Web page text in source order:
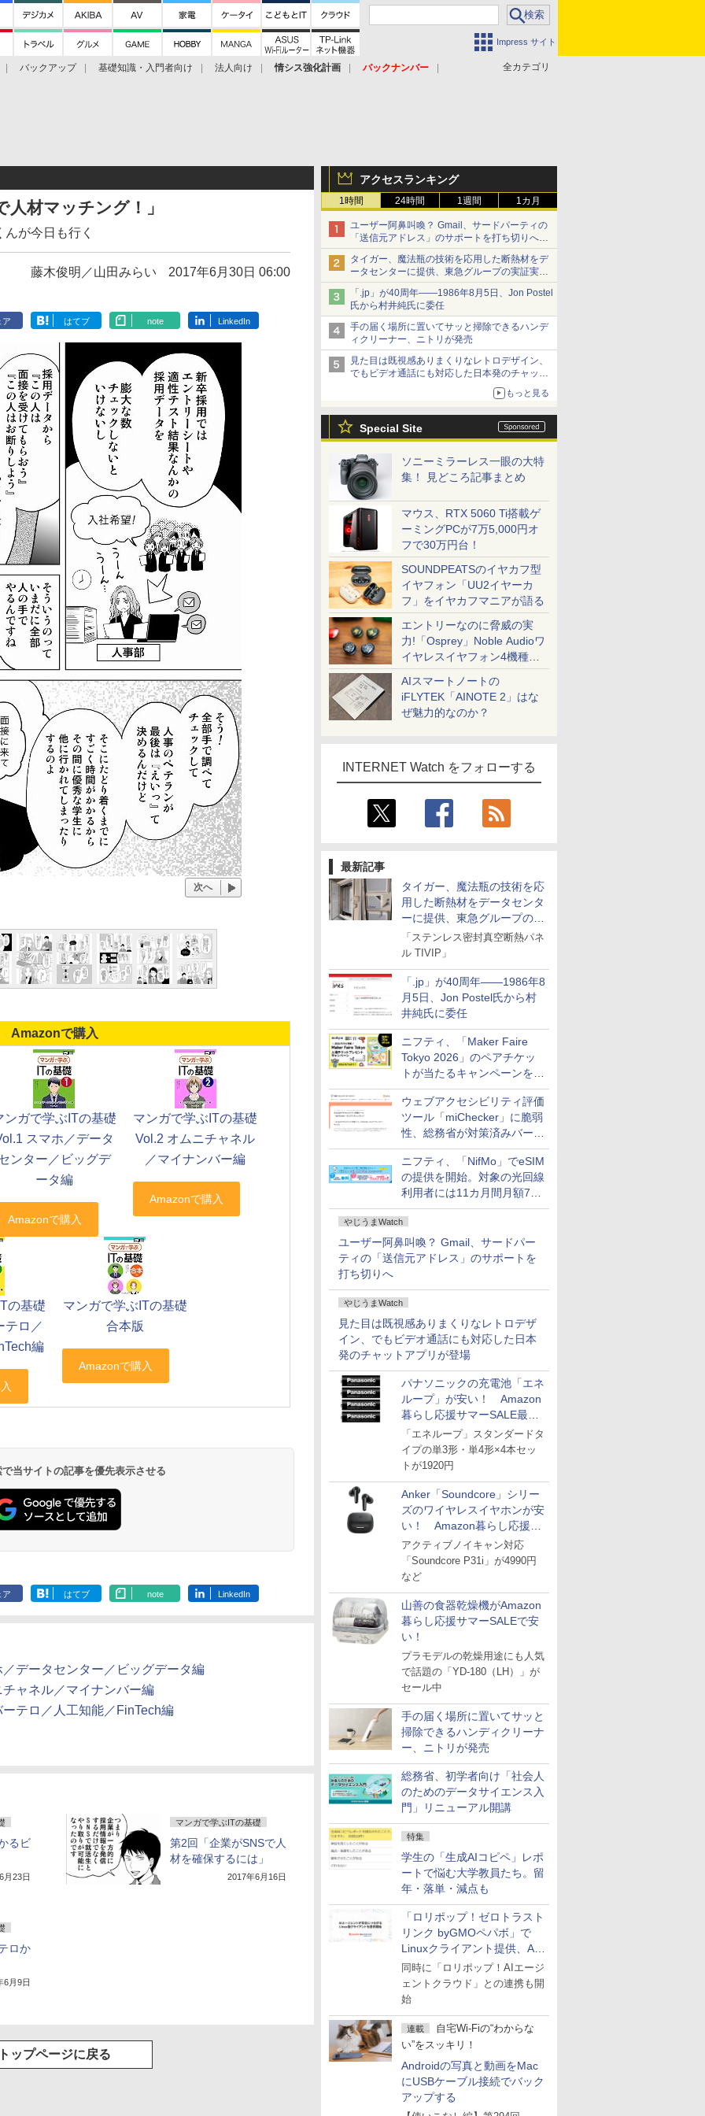
Impress サイト
全カテゴリ
バックアップ 基礎知識・入門者向け 法人向け 情シス強化計画 バックナンバー
アクセスランキング
1時間 24時間 1週間 1カ月
ユーザー阿鼻叫喚？ Gmail、サードパーティの
「送信元アドレス」のサポートを打ち切りへ
【やじうまWatch】
タイガー、魔法瓶の技術を応用した断熱材をデ
ータセンターに提供、東急グループの実証実験
で 「ステンレス密封真空断熱パネル TIVIP」
「.jp」が40周年――1986年8月5日、Jon Postel
氏から村井純氏に委任
手の届く場所に置いてサッと掃除できるハンデ
ィクリーナー、ニトリが発売
見た目は既視感ありまくりなレトロデザイン、
でもビデオ通話にも対応した日本発のチャット
もっと見る
Special Site
ソニーミラーレス一眼の大特
集！ 見どころ記事まとめ
マウス、RTX 5060 Ti搭載ゲ
ーミングPCが7万5,000円オ
フで30万円台！
SOUNDPEATSのイヤカフ型
イヤフォン「UU2イヤーカ
フ」をイヤカフマニアが語る
エントリーなのに脅威の実
力!「Osprey」Noble Audioワ
イヤレスイヤフォン4機種を
一気に聴く
AIスマートノートの
iFLYTEK「AINOTE 2」はな
ぜ魅力的なのか？
INTERNET Watch をフォローする
最新記事
タイガー、魔法瓶の技術を応
用した断熱材をデータセンタ
ーに提供、東急グループの実
証実験で
「ステンレス密封真空断熱パネ
ル TIVIP」
「.jp」が40周年――1986年8
月5日、Jon Postel氏から村
井純氏に委任
ニフティ、「Maker Faire
Tokyo 2026」のペアチケッ
トが当たるキャンペーンをX
で実施。8月16日まで
ウェブアクセシビリティ評価
ツール「miChecker」に脆弱
性、総務省が対策済みバージ
ョンへの更新を呼び掛け
ニフティ、「NifMo」でeSIM
の提供を開始。対象の光回線
利用者には11カ月間月額770
円割引のキャンペーン
やじうまWatch
ユーザー阿鼻叫喚？ Gmail、サードパー
ティの「送信元アドレス」のサポートを
打ち切りへ
やじうまWatch
見た目は既視感ありまくりなレトロデザ
イン、でもビデオ通話にも対応した日本
発のチャットアプリが登場
パナソニックの充電池「エネ
ループ」が安い！ Amazon
暮らし応援サマーSALE最終
日
「エネループ」スタンダードタ
イプの単3形・単4形×4本セッ
トが1920円
Anker「Soundcore」シリー
ズのワイヤレスイヤホンが安
い！ Amazon暮らし応援サ
マーSALE
アクティブノイキャン対応
「Soundcore P31i」が4990円
など
山善の食器乾燥機がAmazon
暮らし応援サマーSALEで安
い！
プラモデルの乾燥用途にも人気
で話題の「YD-180（LH）」が
セール中
手の届く場所に置いてサッと
掃除できるハンディクリーナ
ー、ニトリが発売
総務省、初学者向け「社会人
のためのデータサイエンス入
門」リニューアル開講
特集
学生の「生成AIコピペ」レポ
ートで悩む大学教員たち。留
年・落単・減点も
「ロリポップ！ゼロトラスト
リンク byGMOペパボ」で
Linuxクライアント提供、AI
エージェントの接続が容易に
同時に「ロリポップ！AIエージ
ェントクラウド」との連携も開
始
連載
自宅Wi-Fiの“わからな
い”をスッキリ！
Androidの写真と動画をMac
にUSBケーブル接続でバック
アップする
人材マッチング！」
が今日も行く
藤木俊明／山田みらい 2017年6月30日 06:00
ア はてブ note LinkedIn
次へ
Amazonで購入
ンガで学ぶITの基礎
スマホ／データ
ンター／ビッグデ
ータ編
マンガで学ぶITの基礎
Vol.2 オムニチャネル
／マイナンバー編
の基礎
テロ／
編
マンガで学ぶITの基礎
合本版
当サイトの記事を優先表示させる
ア はてブ note LinkedIn
データセンター／ビッグデータ編
ャネル／マイナンバー編
テロ／人工知能／FinTech編
るビ
月23日
マンガで学ぶITの基礎
第2回「企業がSNSで人
材を確保するには」
2017年6月16日
ロか
6月9日
ップページに戻る